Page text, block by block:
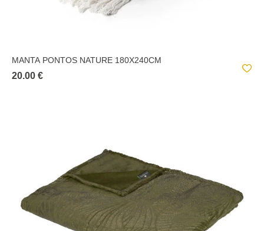
MANTA PONTOS NATURE 180X240CM
20.00 €